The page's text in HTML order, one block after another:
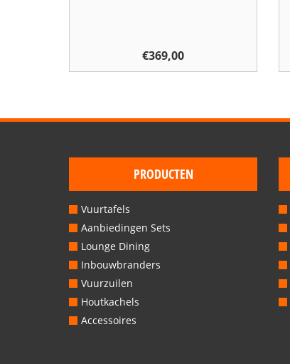
€369,00
PRODUCTEN
Vuurtafels
Aanbiedingen Sets
Lounge Dining
Inbouwbranders
Vuurzuilen
Houtkachels
Accessoires